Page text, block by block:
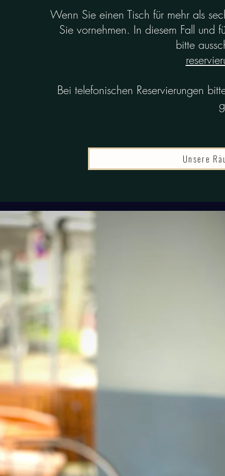
Wenn Sie einen Tisch für mehr als
Sie vornehmen. In diesem Fall und
bitte
Bei telefonischen Reservierungen
Unsere